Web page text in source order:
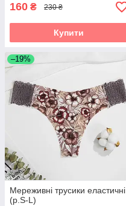
160 ₴ 230 ₴
Купити
–19%
Мереживні трусики еластичні
(р.S-L)